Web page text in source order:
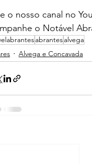
o nosso canal no
o Notável
abrantesalvega
Alvega e Concavada